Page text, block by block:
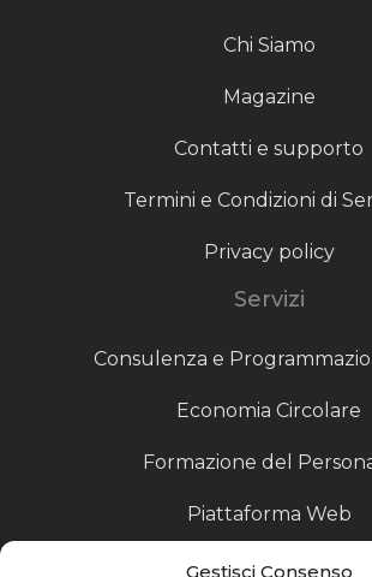
Gestisci Consenso
Chi Siamo
Magazine
Contatti e supporto
Termini e Condizioni di
Privacy policy
Servizi
Consulenza e
Economia Circolare
Formazione del
Piattaforma Web
Scouting fornitori